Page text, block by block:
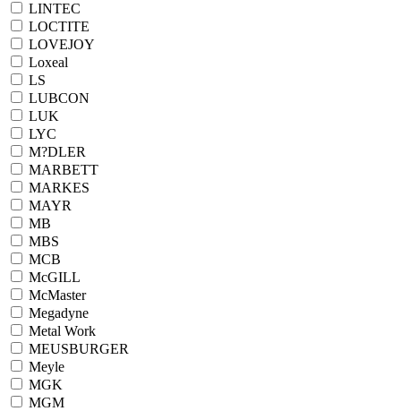
LINTEC
LOCTITE
LOVEJOY
Loxeal
LS
LUBCON
LUK
LYC
M?DLER
MARBETT
MARKES
MAYR
MB
MBS
MCB
McGILL
McMaster
Megadyne
Metal Work
MEUSBURGER
Meyle
MGK
MGM